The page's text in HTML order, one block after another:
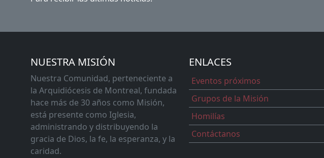
NUESTRA MISIÓN
Nuestra Comunidad, perteneciente a
la Arquidiócesis de Montreal, fundada
hace más de 30 años como Misión,
está presente como Iglesia,
administrando y distribuyendo la
gracia de Dios, la fe, la esperanza, y la
caridad.
ENLACES
Eventos próximos
Grupos de la Misión
Homilías
Contáctanos